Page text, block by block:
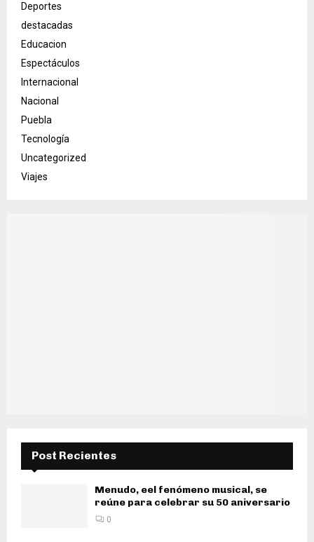
Deportes
destacadas
Educacion
Espectáculos
Internacional
Nacional
Puebla
Tecnología
Uncategorized
Viajes
Post Recientes
Menudo, eel fenómeno musical, se
reúne para celebrar su 50 aniversario
0